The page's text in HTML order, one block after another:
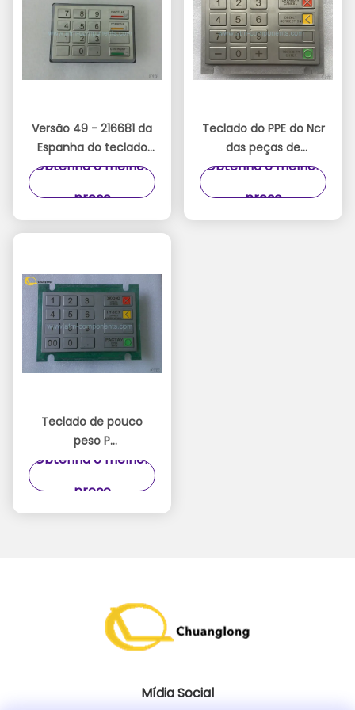
Versão 49 - 216681 da
Espanha do teclado
do PPE ATM de Diebold
Obtenha o melhor
preço
Teclado do PPE do Ncr
das peças de
substituição, teclado
numérico da máquina
1750132043
Obtenha o melhor
preço
Teclado de pouco
peso P
01750105836/01750105836/N
Obtenha o melhor
preço
Mídia Social